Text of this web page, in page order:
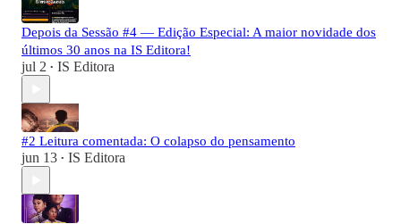
Depois da Sessão #4 — Edição Especial: A maior novidade dos
últimos 30 anos na IS Editora!
jul 2 • IS Editora
#2 Leitura comentada: O colapso do pensamento
jun 13 • IS Editora